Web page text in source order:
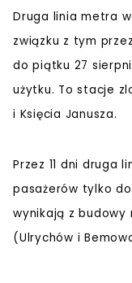
Druga linia metra
związku z tym
do piątku 27
użytku. To stacje
i Księcia Janusza.
Przez 11 dni druga
pasażerów tylko
wynikają z budowy
(Ulrychów i